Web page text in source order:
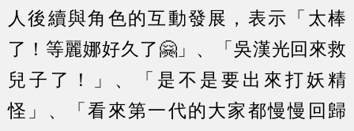
人後續與角色的互動發展，表示「太棒
了！等麗娜好久了🤗」、「吳漢光回來救
兒子了！」、「是不是要出來打妖精
怪」、「看來第一代的大家都慢慢回歸